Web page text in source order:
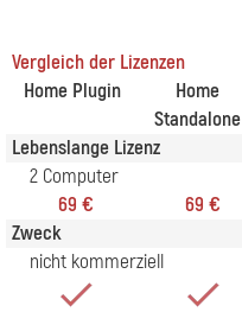
Vergleich der Lizenzen
Home Plugin
Home
Standalone
Lebenslange Lizenz
2 Computer
69 €
69 €
Zweck
nicht kommerziell